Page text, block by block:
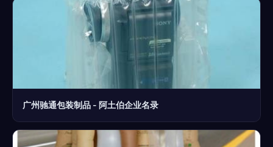
广州驰通包装制品 - 阿土伯企业名录